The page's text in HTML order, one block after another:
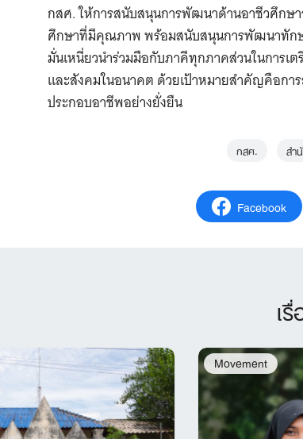
กสศ. ให้การสนับสนุนการพัฒนาด้านอาชีวศึกษาอ
ศึกษาที่มีคุณภาพ พร้อมสนับสนุนการพัฒนาทักษ
มั่นเหนี่ยวนำร่วมมือกับภาคีทุกภาคส่วนในการเ
และสังคมในอนาคต ด้วยเป้าหมายสำคัญคือกา
ประกอบอาชีพอย่างยั่งยืน
กสศ. สำ
Facebook
เ
Movement